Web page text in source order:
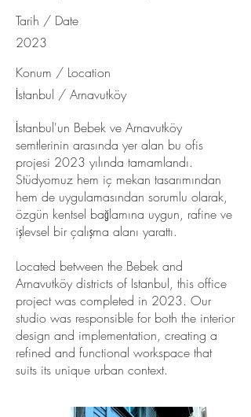
Tarih / Date
2023
Konum / Location
İstanbul / Arnavutköy
İstanbul'un Bebek ve Arnavutköy
semtlerinin arasında yer alan bu ofis
projesi 2023 yılında tamamlandı.
Stüdyomuz hem iç mekan tasarımından
hem de uygulamasından sorumlu olarak,
özgün kentsel bağlamına uygun, rafine ve
işlevsel bir çalışma alanı yarattı.
Located between the Bebek and
Arnavutköy districts of Istanbul, this office
project was completed in 2023. Our
studio was responsible for both the interior
design and implementation, creating a
refined and functional workspace that
suits its unique urban context.